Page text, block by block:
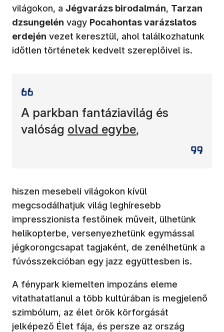
világokon, a Jégvarázs birodalmán, Tarzan
dzsungelén vagy Pocahontas varázslatos
erdején vezet keresztül, ahol találkozhatunk
időtlen történetek kedvelt szereplőivel is.
A parkban fantáziavilág és
valóság (új ablakban nyílik meg)
olvad egybe,
hiszen mesebeli világokon kívül
megcsodálhatjuk világ leghíresebb
impresszionista festőinek műveit, ülhetünk
helikopterbe, versenyezhetünk egymással
jégkorongcsapat tagjaként, de zenélhetünk a
fúvósszekcióban egy jazz együttesben is.
A fénypark kiemelten impozáns eleme
vitathatatlanul a több kultúrában is megjelenő
szimbólum, az élet örök körforgását
jelképező Élet fája, és persze az ország